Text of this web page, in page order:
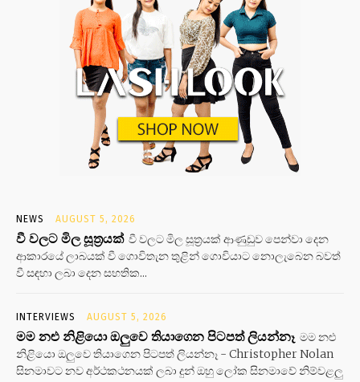
NEWS AUGUST 5, 2026
වී වලට මිල සූත්‍රයක් වී වලට මිල සූත්‍රයක් ආණුඩුව පෙන්වා දෙන
ආකාරයේ ලාබයක් වී ගොවිතැන තුළින් ගොවියාට නොලැබෙන බවත්
වී සඳහා ලබා දෙන සහතික...
INTERVIEWS AUGUST 5, 2026
මම නළු නිළියො ඔලුවෙ තියාගෙන පිටපත් ලියන්නෑ මම නළු
නිළියො ඔලුවෙ තියාගෙන පිටපත් ලියන්නෑ - Christopher Nolan
සිනමාවට නව අර්ථකථනයක් ලබා දුන් ඔහු ලෝක සිනමාවේ නිම්වළලු